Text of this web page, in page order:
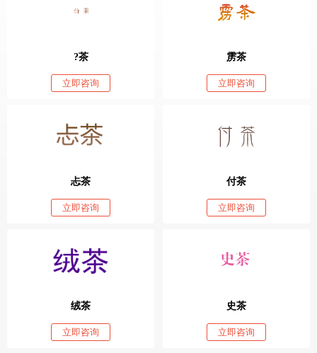
?茶
立即咨询
雳茶
立即咨询
忐茶
立即咨询
付茶
立即咨询
绒茶
立即咨询
史茶
立即咨询